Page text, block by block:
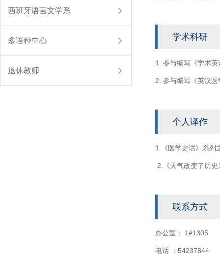
西班牙语言文学系
多语种中心
退休教师
学术科研
1. 参与编写《学术
2. 参与编写《英汉
个人译作
1.《医学史话》系列
2.《天气改变了历
联系方式
办公室： 1#1305
电话 ：54237844